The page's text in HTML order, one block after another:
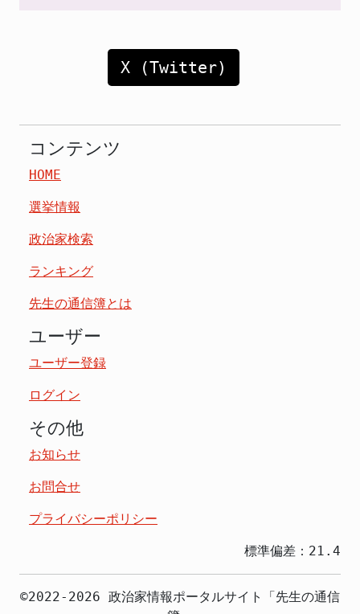
X (Twitter)
コンテンツ
HOME
選挙情報
政治家検索
ランキング
先生の通信簿とは
ユーザー
ユーザー登録
ログイン
その他
お知らせ
お問合せ
プライバシーポリシー
標準偏差：21.4
©2022-2026 政治家情報ポータルサイト「先生の通信